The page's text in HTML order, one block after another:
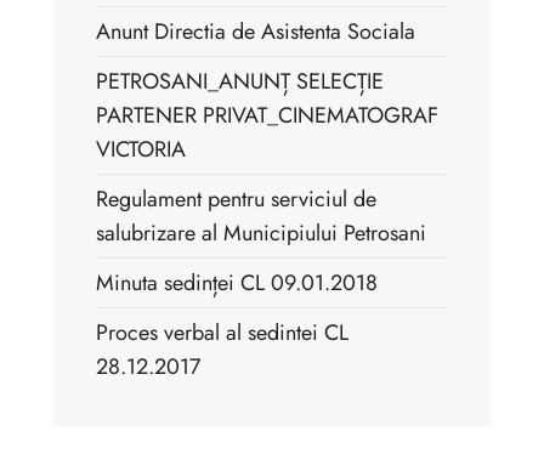
Anunt Directia de Asistenta Sociala
PETROSANI_ANUNȚ SELECȚIE
PARTENER PRIVAT_CINEMATOGRAF
VICTORIA
Regulament pentru serviciul de
salubrizare al Municipiului Petrosani
Minuta sedinței CL 09.01.2018
Proces verbal al sedintei CL
28.12.2017